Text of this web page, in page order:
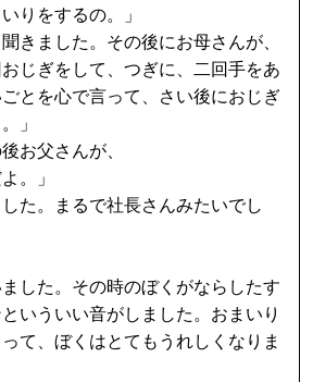
りをするの。」
きました。その後にお母さんが、
おじぎをして、つぎに、二回手をあ
とを心で言って、さい後におじぎ
」
お父さんが、
。」
た。まるで社長さんみたいでし
した。その時のぼくがならしたす
いういい音がしました。おまいり
て、ぼくはとてもうれしくなりま